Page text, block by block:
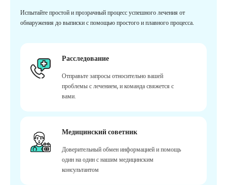
Испытайте простой и прозрачный процесс успешного лечения от
обнаружения до выписки с помощью простого и плавного процесса.
Расследование
Отправьте запросы относительно вашей
проблемы с лечением, и команда свяжется с
вами.
Медицинский советник
Доверительный обмен информацией и помощь
один на один с нашим медицинским
консультантом